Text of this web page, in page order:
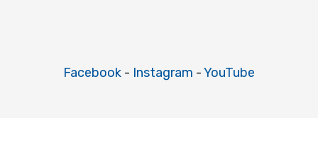
Facebook - Instagram -YouTube